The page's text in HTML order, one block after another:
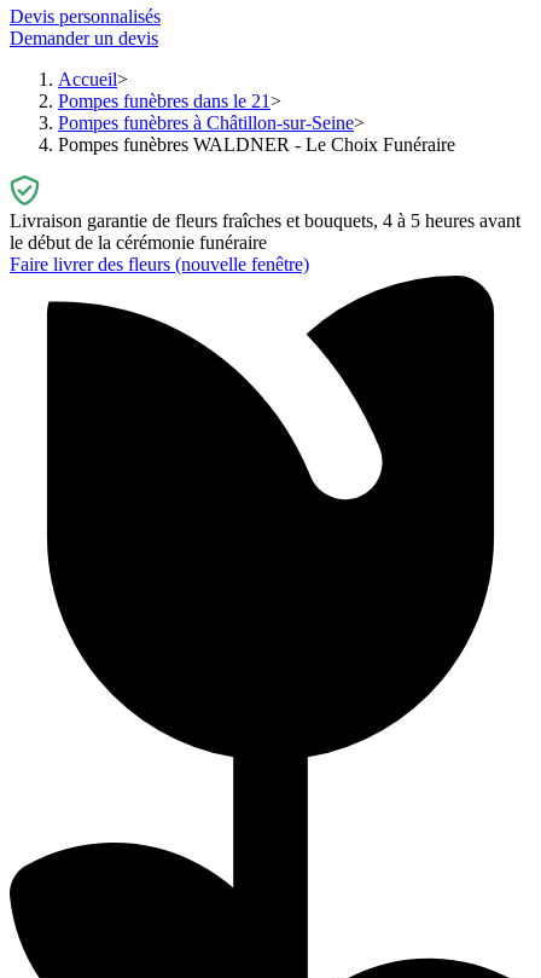
Devis personnalisés
Demander un devis
Accueil
Pompes funèbres dans le 21
Pompes funèbres à Châtillon-sur-Seine
Pompes funèbres WALDNER - Le Choix Funéraire
Livraison garantie de fleurs fraîches et bouquets, 4 à 5 heures avant
le début de la cérémonie funéraire
Faire livrer des fleurs (nouvelle fenêtre)